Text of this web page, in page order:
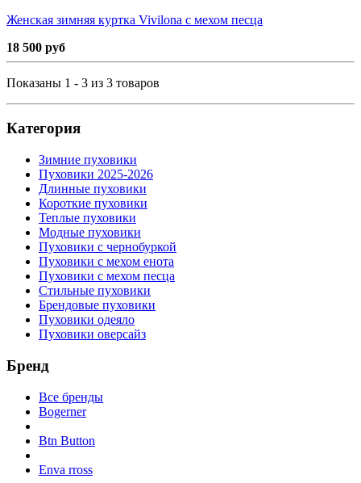
Женская зимняя куртка Vivilona с мехом песца
18 500 руб
Показаны 1 - 3 из 3 товаров
Категория
Зимние пуховики
Пуховики 2025-2026
Длинные пуховики
Короткие пуховики
Теплые пуховики
Модные пуховики
Пуховики с чернобуркой
Пуховики с мехом енота
Пуховики с мехом песца
Стильные пуховики
Брендовые пуховики
Пуховики одеяло
Пуховики оверсайз
Бренд
Все бренды
Bogerner
Btn Button
Enva rross